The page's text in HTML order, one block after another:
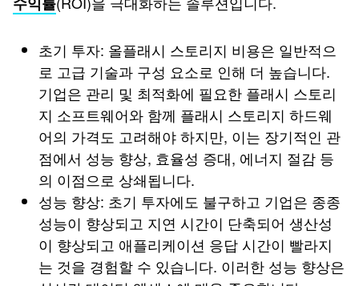
초기 투자: 올플래시 스토리지 비용은 일반적으
로 고급 기술과 구성 요소로 인해 더 높습니다.
기업은 관리 및 최적화에 필요한 플래시 스토리
지 소프트웨어와 함께 플래시 스토리지 하드웨
어의 가격도 고려해야 하지만, 이는 장기적인 관
점에서 성능 향상, 효율성 증대, 에너지 절감 등
의 이점으로 상쇄됩니다.
성능 향상: 초기 투자에도 불구하고 기업은 종종
성능이 향상되고 지연 시간이 단축되어 생산성
이 향상되고 애플리케이션 응답 시간이 빨라지
는 것을 경험할 수 있습니다. 이러한 성능 향상은